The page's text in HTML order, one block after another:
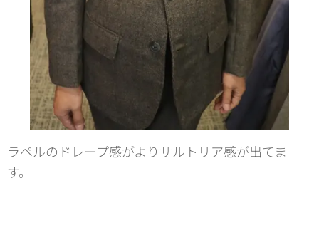
ラペルのドレープ感がよりサルトリア感が出てま
す。